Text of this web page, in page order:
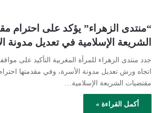
“منتدى الزهراء” يؤكد على احترام
الشريعة الإسلامية في تعديل مدونة
جدد منتدى الزهراء للمرأة المغربية التأكيد على مواقفه
اتجاه ورش تعديل مدونة الأسرة، وفي مقدمتها
مقتضيات الشريعة الإسلامية…
أكمل القراءة »